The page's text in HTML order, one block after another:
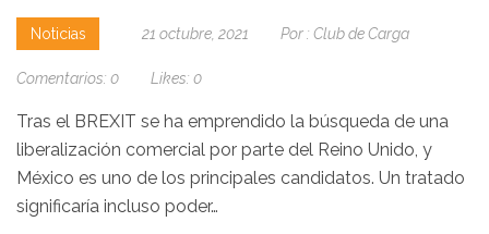
Noticias 21 octubre, 2021 Por : Club de Carga
Comentarios: 0 Likes: 0
Tras el BREXIT se ha emprendido la búsqueda de una
liberalización comercial por parte del Reino Unido, y
México es uno de los principales candidatos. Un tratado
significaría incluso poder…